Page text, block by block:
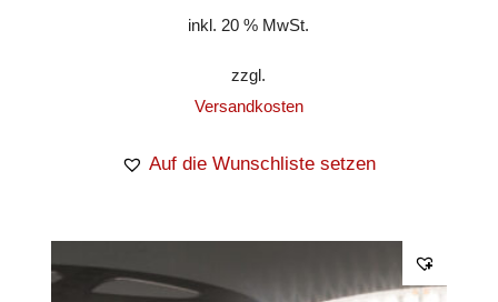
inkl. 20 % MwSt.
zzgl.
Versandkosten
Auf die Wunschliste setzen